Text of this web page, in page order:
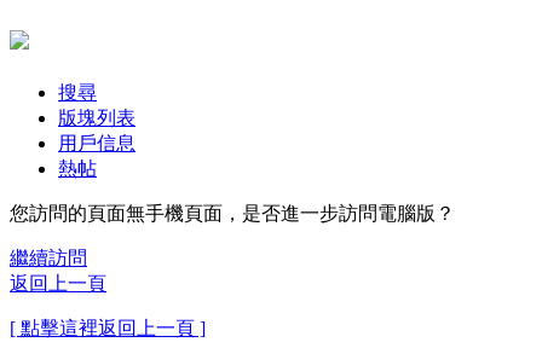
搜尋
版塊列表
用戶信息
熱帖
您訪問的頁面無手機頁面，是否進一步訪問電腦版？
繼續訪問
返回上一頁
[ 點擊這裡返回上一頁 ]